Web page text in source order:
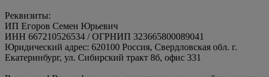
Реквизиты:
ИП Егоров Семен Юрьевич
ИНН 667210526534 / ОГРНИП 323665800089041
Юридический адрес: 620100 Россия, Свердловская обл. г.
Екатеринбург, ул. Сибирский тракт 8б, офис 331